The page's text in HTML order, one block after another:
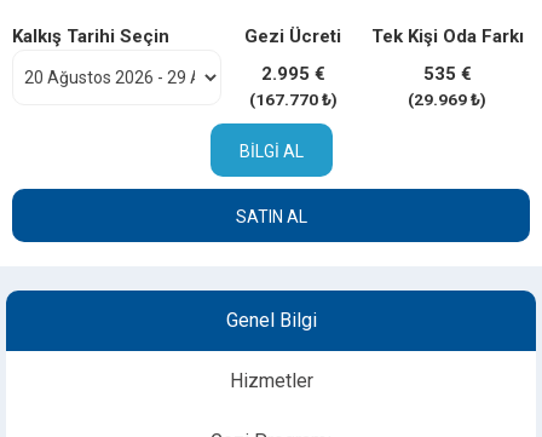
Kalkış Tarihi Seçin
Gezi Ücreti
2.995 €
(167.770 ₺)
Tek Kişi Oda Farkı
535 €
(29.969 ₺)
BILGI AL
SATIN AL
Genel Bilgi
Hizmetler